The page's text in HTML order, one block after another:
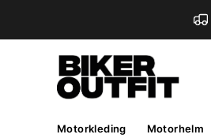
Motorkleding Motorhelm